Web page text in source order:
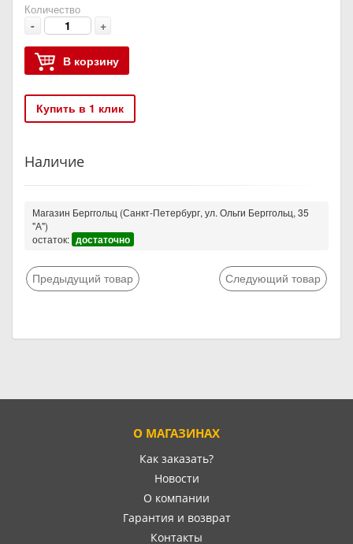
Количество
- +
В корзину
Купить в 1 клик
Наличие
Магазин Берггольц (Санкт-Петербург, ул. Ольги Берггольц, 35
"А")
остаток: достаточно
Предыдущий товар Следующий товар
О МАГАЗИНАХ
Как заказать?
Новости
О компании
Гарантия и возврат
Контакты